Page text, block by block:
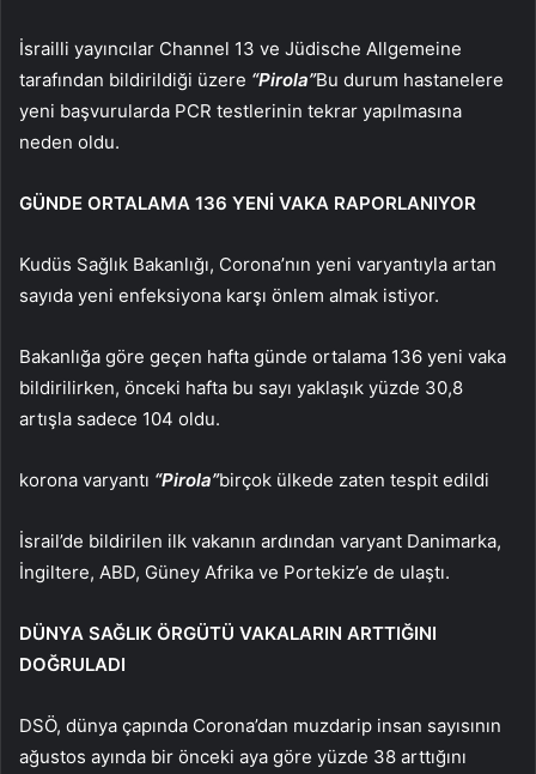
İsrailli yayıncılar Channel 13 ve Jüdische Allgemeine
tarafından bildirildiği üzere “Pirola”Bu durum hastanelere
yeni başvurularda PCR testlerinin tekrar yapılmasına
neden oldu.
GÜNDE ORTALAMA 136 YENİ VAKA RAPORLANIYOR
Kudüs Sağlık Bakanlığı, Corona’nın yeni varyantıyla artan
sayıda yeni enfeksiyona karşı önlem almak istiyor.
Bakanlığa göre geçen hafta günde ortalama 136 yeni vaka
bildirilirken, önceki hafta bu sayı yaklaşık yüzde 30,8
artışla sadece 104 oldu.
korona varyantı “Pirola”birçok ülkede zaten tespit edildi
İsrail’de bildirilen ilk vakanın ardından varyant Danimarka,
İngiltere, ABD, Güney Afrika ve Portekiz’e de ulaştı.
DÜNYA SAĞLIK ÖRGÜTÜ VAKALARIN ARTTIĞINI
DOĞRULADI
DSÖ, dünya çapında Corona’dan muzdarip insan sayısının
ağustos ayında bir önceki aya göre yüzde 38 arttığını